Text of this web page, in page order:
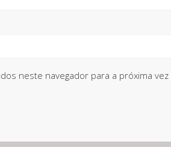
neste navegador para a próxima